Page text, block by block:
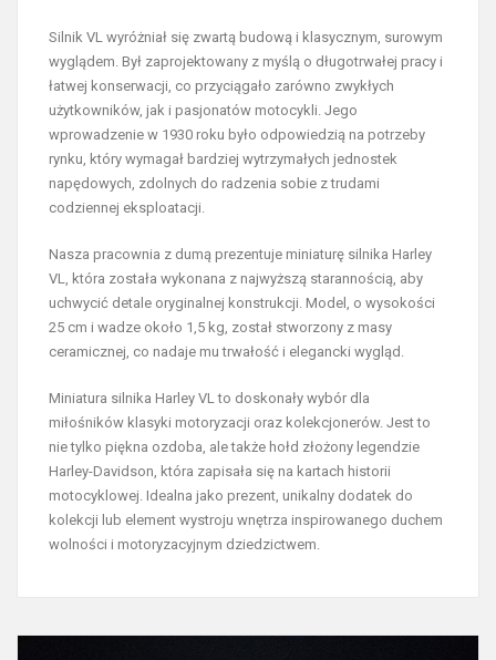
Silnik VL wyróżniał się zwartą budową i klasycznym, surowym
wyglądem. Był zaprojektowany z myślą o długotrwałej pracy i
łatwej konserwacji, co przyciągało zarówno zwykłych
użytkowników, jak i pasjonatów motocykli. Jego
wprowadzenie w 1930 roku było odpowiedzią na potrzeby
rynku, który wymagał bardziej wytrzymałych jednostek
napędowych, zdolnych do radzenia sobie z trudami
codziennej eksploatacji.
Nasza pracownia z dumą prezentuje miniaturę silnika Harley
VL, która została wykonana z najwyższą starannością, aby
uchwycić detale oryginalnej konstrukcji. Model, o wysokości
25 cm i wadze około 1,5 kg, został stworzony z masy
ceramicznej, co nadaje mu trwałość i elegancki wygląd.
Miniatura silnika Harley VL to doskonały wybór dla
miłośników klasyki motoryzacji oraz kolekcjonerów. Jest to
nie tylko piękna ozdoba, ale także hołd złożony legendzie
Harley-Davidson, która zapisała się na kartach historii
motocyklowej. Idealna jako prezent, unikalny dodatek do
kolekcji lub element wystroju wnętrza inspirowanego duchem
wolności i motoryzacyjnym dziedzictwem.